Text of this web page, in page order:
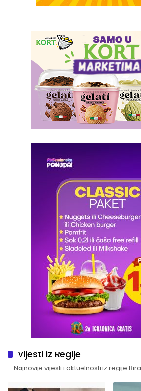
Vijesti iz Regije
– Najnovije vijesti i aktuelnosti iz regije